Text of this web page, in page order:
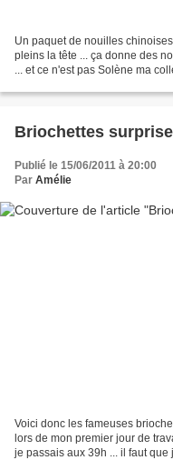
Un paquet de nouilles
pleins la tête ... ça donne des
... et ce n'est pas Solène ma
Briochettes
Publié le 15/06/2011 à 20:00
Par Amélie
Voici donc les fameuses
lors de mon premier jour de
je passais aux 39h ... il faut